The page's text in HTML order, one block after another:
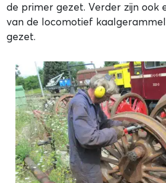
de primer gezet. Verder zijn ook
van de locomotief
gezet.